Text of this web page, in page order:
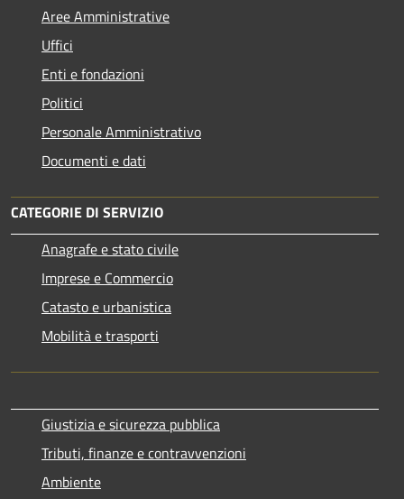
Aree Amministrative
Uffici
Enti e fondazioni
Politici
Personale Amministrativo
Documenti e dati
CATEGORIE DI SERVIZIO
Anagrafe e stato civile
Imprese e Commercio
Catasto e urbanistica
Mobilità e trasporti
Giustizia e sicurezza pubblica
Tributi, finanze e contravvenzioni
Ambiente